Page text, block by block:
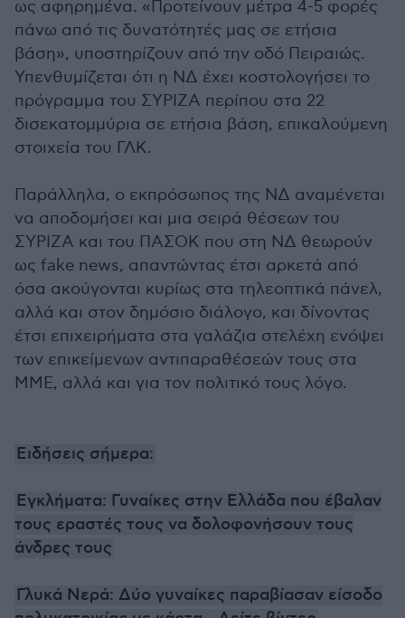
ως αφηρημένα. «Προτείνουν μέτρα 4-5 φορές
πάνω από τις δυνατότητές μας σε ετήσια
βάση», υποστηρίζουν από την οδό Πειραιώς.
Υπενθυμίζεται ότι η ΝΔ έχει κοστολογήσει το
πρόγραμμα του ΣΥΡΙΖΑ περίπου στα 22
δισεκατομμύρια σε ετήσια βάση, επικαλούμενη
στοιχεία του ΓΛΚ.
Παράλληλα, ο εκπρόσωπος της ΝΔ αναμένεται
να αποδομήσει και μια σειρά θέσεων του
ΣΥΡΙΖΑ και του ΠΑΣΟΚ που στη ΝΔ θεωρούν
ως fake news, απαντώντας έτσι αρκετά από
όσα ακούγονται κυρίως στα τηλεοπτικά πάνελ,
αλλά και στον δημόσιο διάλογο, και δίνοντας
έτσι επιχειρήματα στα γαλάζια στελέχη ενόψει
των επικείμενων αντιπαραθέσεών τους στα
ΜΜΕ, αλλά και για τον πολιτικό τους λόγο.
Ειδήσεις σήμερα:
Εγκλήματα: Γυναίκες στην Ελλάδα που έβαλαν
τους εραστές τους να δολοφονήσουν τους
άνδρες τους
Γλυκά Νερά: Δύο γυναίκες παραβίασαν είσοδο